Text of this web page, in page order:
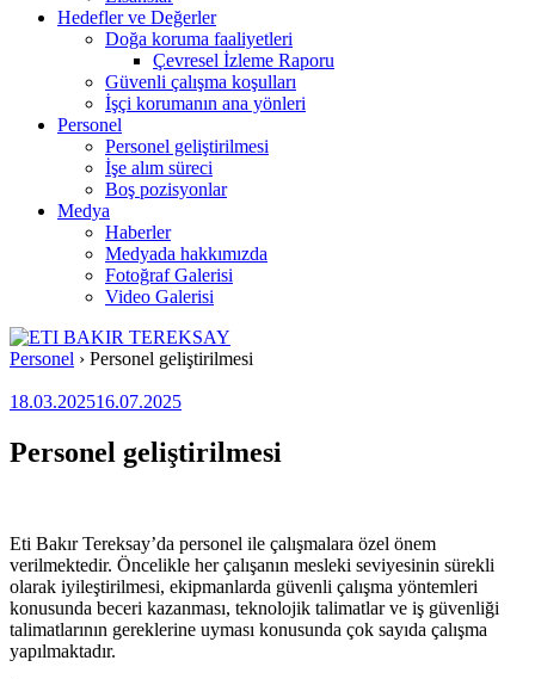
Hedefler ve Değerler
Doğa koruma faaliyetleri
Çevresel İzleme Raporu
Güvenli çalışma koşulları
İşçi korumanın ana yönleri
Personel
Personel geliştirilmesi
İşe alım süreci
Boş pozisyonlar
Medya
Haberler
Medyada hakkımızda
Fotoğraf Galerisi
Video Galerisi
Personel › Personel geliştirilmesi
18.03.202516.07.2025
Personel geliştirilmesi
Eti Bakır Tereksay’da personel ile çalışmalara özel önem
verilmektedir. Öncelikle her çalışanın mesleki seviyesinin sürekli
olarak iyileştirilmesi, ekipmanlarda güvenli çalışma yöntemleri
konusunda beceri kazanması, teknolojik talimatlar ve iş güvenliği
talimatlarının gereklerine uyması konusunda çok sayıda çalışma
yapılmaktadır.